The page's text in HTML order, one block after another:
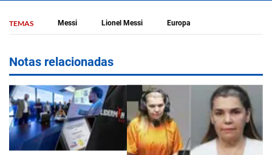
TEMAS Messi Lionel Messi Europa
Notas relacionadas